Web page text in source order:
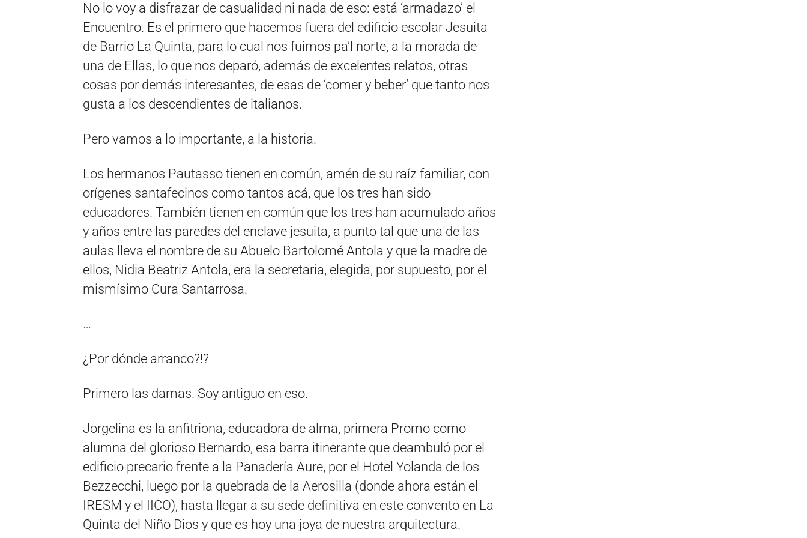
No lo voy a disfrazar de casualidad ni nada de eso: está ‘armadazo’ el
Encuentro. Es el primero que hacemos fuera del edificio escolar Jesuita
de Barrio La Quinta, para lo cual nos fuimos pa’l norte, a la morada de
una de Ellas, lo que nos deparó, además de excelentes relatos, otras
cosas por demás interesantes, de esas de ‘comer y beber’ que tanto nos
gusta a los descendientes de italianos.
Pero vamos a lo importante, a la historia.
Los hermanos Pautasso tienen en común, amén de su raíz familiar, con
orígenes santafecinos como tantos acá, que los tres han sido
educadores. También tienen en común que los tres han acumulado años
y años entre las paredes del enclave jesuita, a punto tal que una de las
aulas lleva el nombre de su Abuelo Bartolomé Antola y que la madre de
ellos, Nidia Beatriz Antola, era la secretaria, elegida, por supuesto, por el
mismísimo Cura Santarrosa.
…
¿Por dónde arranco?!?
Primero las damas. Soy antiguo en eso.
Jorgelina es la anfitriona, educadora de alma, primera Promo como
alumna del glorioso Bernardo, esa barra itinerante que deambuló por el
edificio precario frente a la Panadería Aure, por el Hotel Yolanda de los
Bezzecchi, luego por la quebrada de la Aerosilla (donde ahora están el
IRESM y el IICO), hasta llegar a su sede definitiva en este convento en La
Quinta del Niño Dios y que es hoy una joya de nuestra arquitectura.